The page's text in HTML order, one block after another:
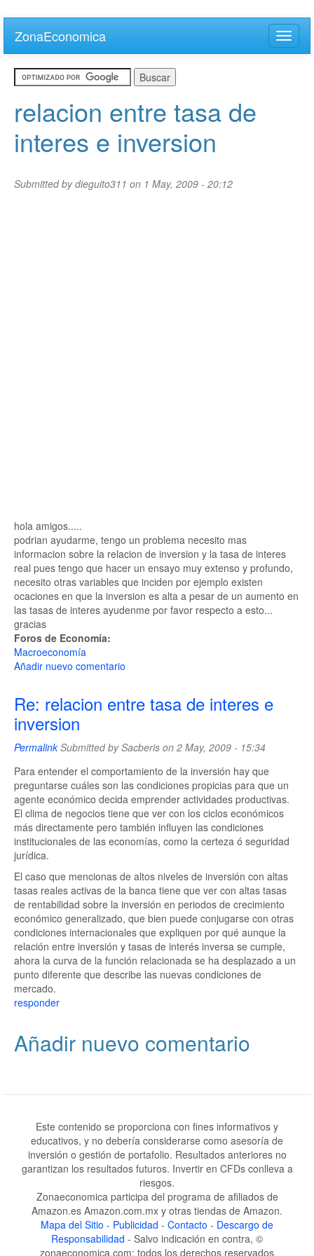
main
content
ZonaEconomica
Toggle
relacion entre tasa de
interes e inversion
Submitted bydieguito311 on 1 May, 2009 - 20:12
hola amigos.....
podrian ayudarme, tengo un problema necesito mas
informacion sobre la relacion de inversion y la tasa de interes
real pues tengo que hacer un ensayo muy extenso y profundo,
necesito otras variables que inciden por ejemplo existen
ocaciones en que la inversion es alta a pesar de un aumento en
las tasas de interes ayudenme por favor respecto a esto...
gracias
Foros de Economía:
Macroeconomía
Añadir nuevo comentario
Re: relacion entre tasa de interes e
inversion
PermalinkSubmitted bySacberis on 2 May, 2009 - 15:34
Para entender el comportamiento de la inversión hay que
preguntarse cuáles son las condiciones propicias para que un
agente económico decida emprender actividades productivas.
El clima de negocios tiene que ver con los ciclos económicos
más directamente pero también influyen las condiciones
institucionales de las economías, como la certeza ó seguridad
jurídica.
El caso que mencionas de altos niveles de inversión con altas
tasas reales activas de la banca tiene que ver con altas tasas
de rentabilidad sobre la inversión en periodos de crecimiento
económico generalizado, que bien puede conjugarse con otras
condiciones internacionales que expliquen por qué aunque la
relación entre inversión y tasas de interés inversa se cumple,
ahora la curva de la función relacionada se ha desplazado a un
punto diferente que describe las nuevas condiciones de
mercado.
responder
Añadir nuevo comentario
Este contenido se proporciona con fines informativos y
educativos, y no debería considerarse como asesoría de
inversión o gestión de portafolio. Resultados anteriores no
garantizan los resultados futuros. Invertir en CFDs conlleva a
riesgos.
Zonaeconomica participa del programa de afiliados de
Amazon.es Amazon.com.mx y otras tiendas de Amazon.
Mapa del Sitio - Publicidad - Contacto - Descargo de
Responsabilidad - Salvo indicación en contra, ©
zonaeconomica.com: todos los derechos reservados